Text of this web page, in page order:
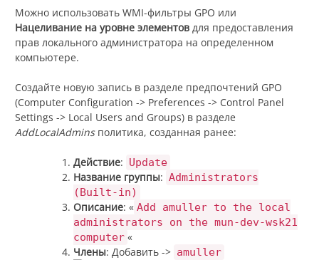
Можно использовать WMI-фильтры GPO или
Нацеливание на уровне элементов для предоставления
прав локального администратора на определенном
компьютере.
Создайте новую запись в разделе предпочтений GPO
(Computer Configuration -> Preferences -> Control Panel
Settings -> Local Users and Groups) в разделе
AddLocalAdminsполитика, созданная ранее:
Действие: Update
Название группы: Administrators
(Built-in)
Описание: « Add amuller to the local
administrators on the mun-dev-wsk21
computer «
Члены: Добавить -> amuller